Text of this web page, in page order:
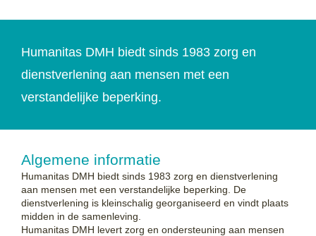
Humanitas DMH biedt sinds 1983 zorg en
dienstverlening aan mensen met een
verstandelijke beperking.
Algemene informatie
Humanitas DMH biedt sinds 1983 zorg en dienstverlening
aan mensen met een verstandelijke beperking. De
dienstverlening is kleinschalig georganiseerd en vindt plaats
midden in de samenleving.
Humanitas DMH levert zorg en ondersteuning aan mensen